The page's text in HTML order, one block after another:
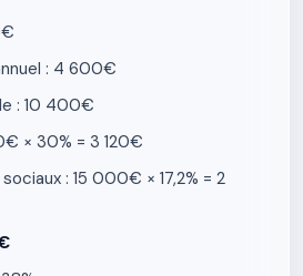
: 4 600€
: 10 400€
× 30% = 3 120€
: 15 000€ × 17,2% = 2